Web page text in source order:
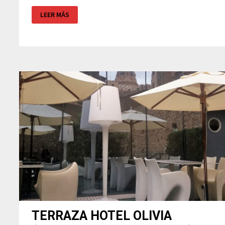
¿CONOCES
EL
ORIGEN
LEER MÁS
TERRAZA HOTEL OLIVIA